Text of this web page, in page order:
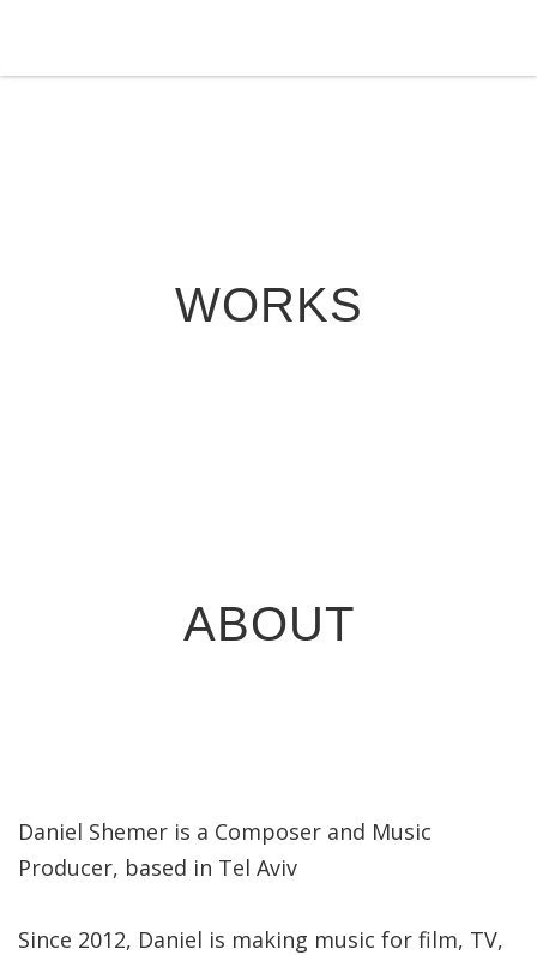
WORKS
ABOUT
Daniel Shemer is a Composer and Music
Producer, based in Tel Aviv
Since 2012, Daniel is making music for film, TV,